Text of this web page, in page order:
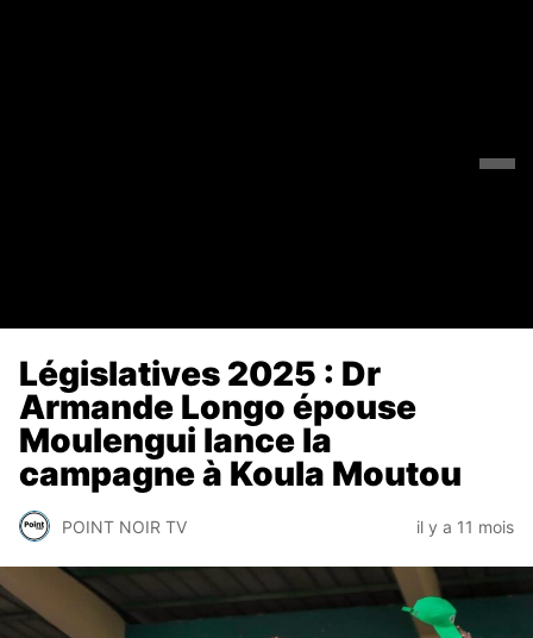
Législatives 2025 : Dr
Armande Longo épouse
Moulengui lance la
campagne à Koula Moutou
POINT NOIR TV il y a 11 mois